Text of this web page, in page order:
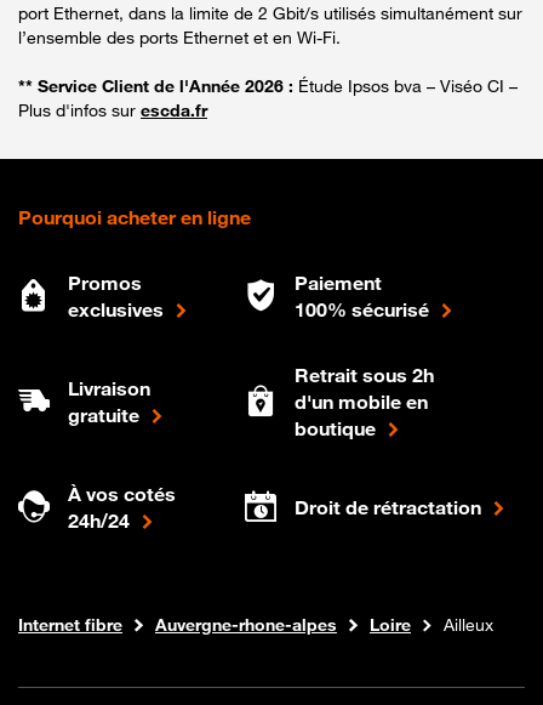
port Ethernet, dans la limite de 2 Gbit/s utilisés simultanément sur
l’ensemble des ports Ethernet et en Wi-Fi.
** Service Client de l'Année 2026 : Étude Ipsos bva – Viséo CI –
Plus d'infos sur escda.fr
Pourquoi acheter en ligne
Promos
exclusives
Paiement
100% sécurisé
Livraison
gratuite
Retrait sous 2h
d'un mobile en
boutique
À vos cotés
24h/24
Droit de rétractation
Boutique Orange
Internet fibre Auvergne-rhone-alpes Loire Ailleux